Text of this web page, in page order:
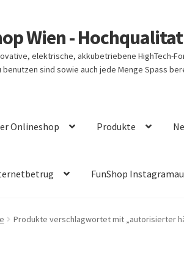
Wien -
elektrische, akkubetriebene HighTech-
benutzen sind sowie auch jede Menge Spass
Onlineshop Produkte
FunShop
Produkte verschlagwortet mit „autorisierter